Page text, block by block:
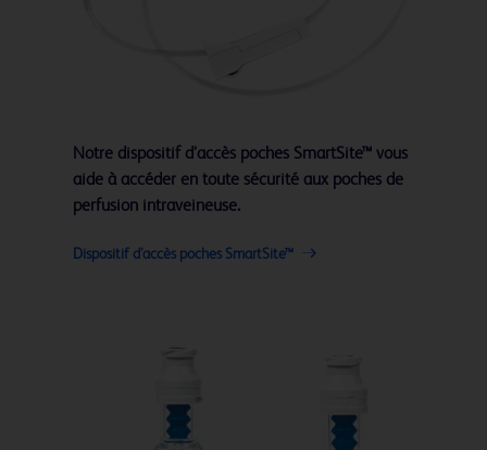
Notre dispositif d’accès poches SmartSite™ vous
aide à accéder en toute sécurité aux poches de
perfusion intraveineuse.
Dispositif d’accès poches SmartSite™